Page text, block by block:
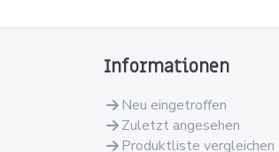
Informationen
Neu eingetroffen
Zuletzt angesehen
Produktliste vergleichen